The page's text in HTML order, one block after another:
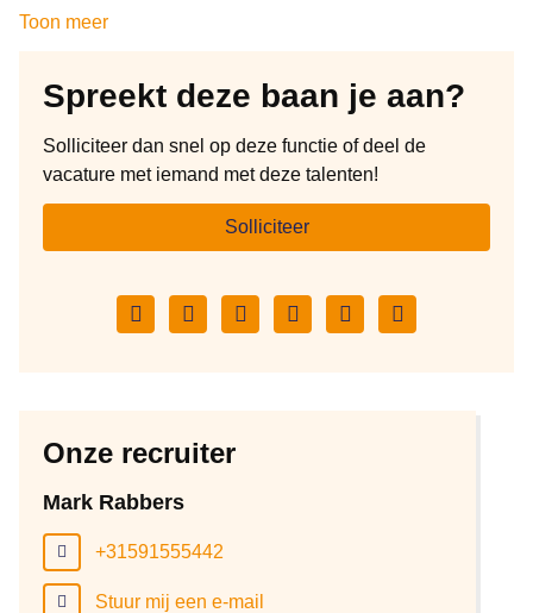
Arbeidsvoorwaarden conform de CAO Bakkersbedrijf
Een verantwoordelijke functie binnen een groeiend en
Toon meer
Spreekt deze baan je aan?
Solliciteer dan snel op deze functie of deel de
vacature met iemand met deze talenten!
FacebookTwitter LinkedInPinterestWhatsApp
Solliciteer
Onze recruiter
Mark Rabbers
+31591555442
Stuur mij een e-mail